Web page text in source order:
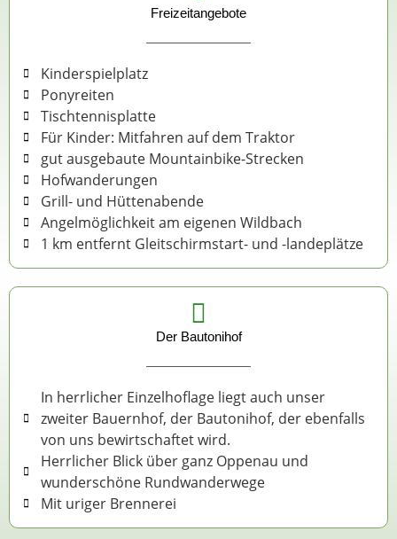
Freizeitangebote
Kinderspielplatz
Ponyreiten
Tischtennisplatte
Für Kinder: Mitfahren auf dem Traktor
gut ausgebaute Mountainbike-Strecken
Hofwanderungen
Grill- und Hüttenabende
Angelmöglichkeit am eigenen Wildbach
1 km entfernt Gleitschirmstart- und -landeplätze
Der Bautonihof
In herrlicher Einzelhoflage liegt auch unser
zweiter Bauernhof, der Bautonihof, der ebenfalls
von uns bewirtschaftet wird.
Herrlicher Blick über ganz Oppenau und
wunderschöne Rundwanderwege
Mit uriger Brennerei